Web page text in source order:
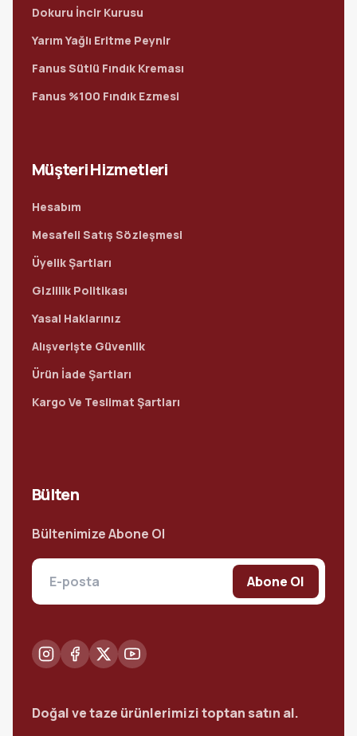
Dokuru İncir Kurusu
Yarım Yağlı Eritme Peynir
Fanus Sütlü Fındık Kreması
Fanus %100 Fındık Ezmesi
Müşteri Hizmetleri
Hesabım
Mesafeli Satış Sözleşmesi
Üyelik Şartları
Gizlilik Politikası
Yasal Haklarınız
Alışverişte Güvenlik
Ürün İade Şartları
Kargo Ve Teslimat Şartları
Bülten
Bültenimize Abone Ol
Abone Ol
Doğal ve taze ürünlerimizi toptan satın al.